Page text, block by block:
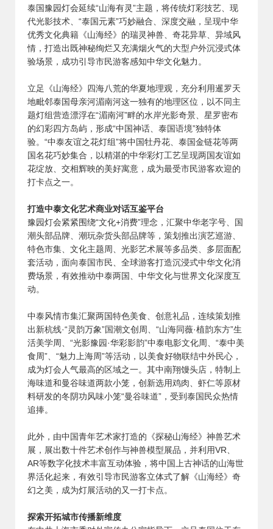
泰国豫园灯会延续“山海有灵”主题，将传统灯彩技艺、现
代光影技术、“泰国元素”巧妙融合、深度交融，呈现中华
优秀文化典籍《山海经》的瑞灵神兽、奇花异草、异域风
情，打造出既神秘绚烂又充满烟火气的大型户外沉浸式体
验场景，成功引导市民游客感知中华文化魅力。
立足《山海经》四海八荒的华夏地理观，充分利用暹罗天
地毗邻泰国母亲河湄南河这一独有的地理区位，以不同主
题灯组营造漂浮在“湄南河”畔的水岸光影奇景、星罗密布
的幻彩四方岛屿，形成“中国神话、泰国语境”独特体
验。“中泰友谊之花灯组”将中国牡丹花、泰国金链花等两
国名花巧妙集合，以精湛的中华彩灯工艺呈现两国友谊如
花绽放、交相辉映的美好寓意，成为最受市民游客欢迎的
打卡点之一。
打造中泰文化艺术商业对话互鉴平台
豫园灯会紧紧围绕“文化+消费”理念，汇聚中华老字号、国
潮头部品牌、潮玩杂货头部品牌等，策划推出演艺巡游、
特色市集、文化主题周、光影艺术展等多品类、多层面配
套活动，面向泰国市民、全球游客打造沉浸式中华文化消
费场景，有效推动中泰两国、中华文化与世界文化深度互
动。
中泰风情市集汇聚两国特色美食、创意礼品，连续策划推
出新杭线·“灵韵万象”国潮文创周、“山海同薇·植韵东方”生
活美学周、“光影豫园·华彩影韵”中泰电影文化周、“泰中美
食周”、“魅力上海周”等活动，以美食好物联结中外民心，
成为灯会人气最高的区域之一。其中南翔馒头店，特制上
海味道和曼谷味道两款小笼，创新选用鸡肉、虾仁等原材
料研发的冬阴功风味小笼“曼谷味道”，受到泰国民众热情
追捧。
此外，由中国青年艺术家打造的《探秘山海经》神兽艺术
展，展出数十件艺术创作与神兽模型展品，并利用VR、
AR等数字化技术丰富互动体验，将中国上古神话的山海世
界活化起来，有效引导市民游客立体式了解《山海经》奇
幻之美，成为灯展活动的又一打卡点。
探索开拓城市传播新维度